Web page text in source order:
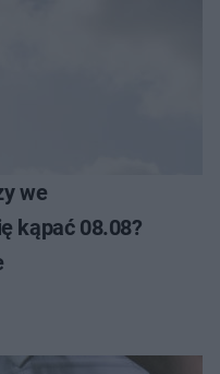
we
kąpać 08.08?